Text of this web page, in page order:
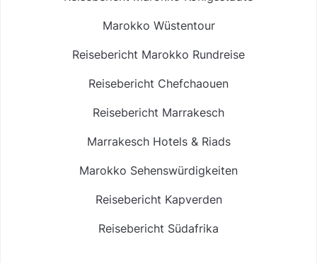
Marokko Wüstentour
Reisebericht Marokko Rundreise
Reisebericht Chefchaouen
Reisebericht Marrakesch
Marrakesch Hotels & Riads
Marokko Sehenswürdigkeiten
Reisebericht Kapverden
Reisebericht Südafrika